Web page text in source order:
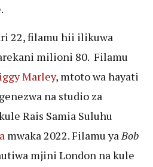
22, filamu hii ilikuwa
milioni 80. Filamu
Marley, mtoto wa hayati
na studio za
Rais Samia Suluhu
mwaka 2022. Filamu yaBob
mjini London na kule